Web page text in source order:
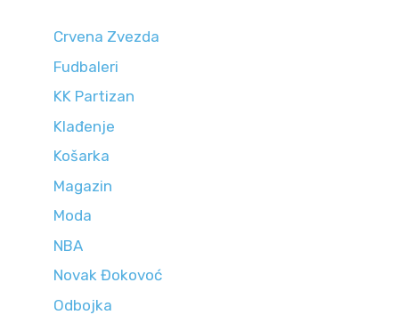
Crvena Zvezda
Fudbaleri
KK Partizan
Klađenje
Košarka
Magazin
Moda
NBA
Novak Đokovoć
Odbojka